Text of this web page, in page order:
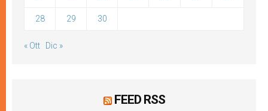
28 29 30
« Ott Dic »
FEED RSS